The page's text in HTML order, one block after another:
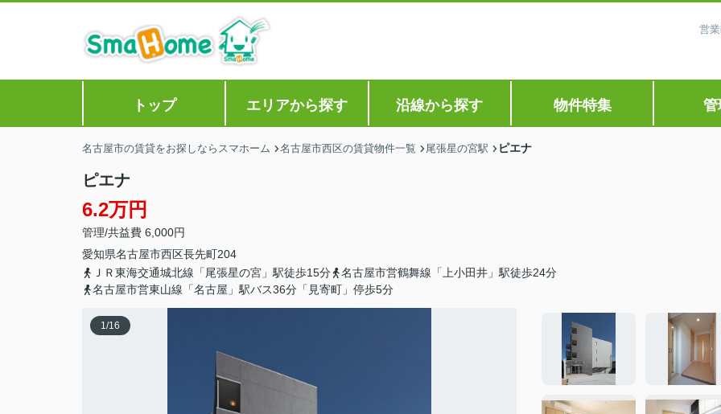
営
トップ エリアから探す 沿線から探す 物件特集 管
名古屋市の賃貸をお探しならスマホーム 名古屋市西区の賃貸物件一覧 尾張星の宮駅 ピエナ
ピエナ
6.2万円
管理/共益費 6,000円
愛知県名古屋市西区長先町204
ＪＲ東海交通城北線「尾張星の宮」駅徒歩15分
名古屋市営鶴舞線「上小田井」駅徒歩24分
名古屋市営東山線「名古屋」駅バス36分「見寄町」停歩5分
1/16